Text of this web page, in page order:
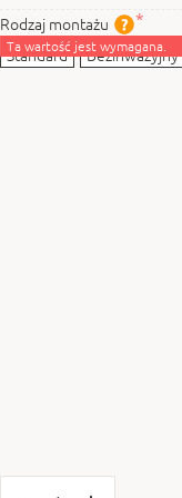
Rodzaj montażu
Standard
Bezinwazyjny
Ta wartość jest wymagana.